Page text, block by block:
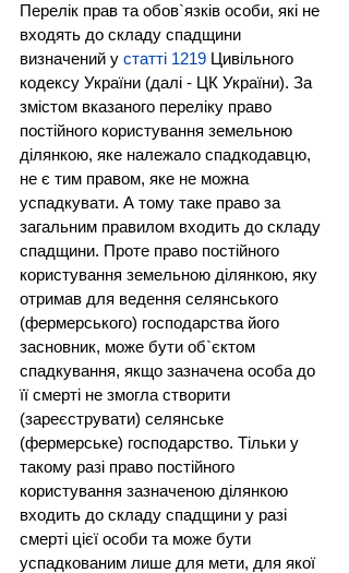
Перелік прав та обов`язків особи, які не
входять до складу спадщини
визначений у статті 1219 Цивільного
кодексу України (далі - ЦК України). За
змістом вказаного переліку право
постійного користування земельною
ділянкою, яке належало спадкодавцю,
не є тим правом, яке не можна
успадкувати. А тому таке право за
загальним правилом входить до складу
спадщини. Проте право постійного
користування земельною ділянкою, яку
отримав для ведення селянського
(фермерського) господарства його
засновник, може бути об`єктом
спадкування, якщо зазначена особа до
її смерті не змогла створити
(зареєструвати) селянське
(фермерське) господарство. Тільки у
такому разі право постійного
користування зазначеною ділянкою
входить до складу спадщини у разі
смерті цієї особи та може бути
успадкованим лише для мети, для якої